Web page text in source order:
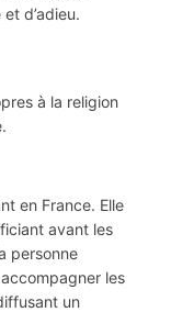
d’adieu.
à la religion
en France. Elle
avant les
personne
les
un